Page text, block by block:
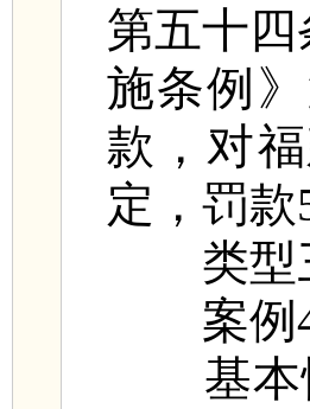
第五十
施条例
款，对
定，罚款
类型三
案例4
基本情